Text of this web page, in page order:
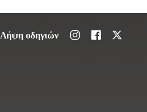
Λήψη οδηγιών